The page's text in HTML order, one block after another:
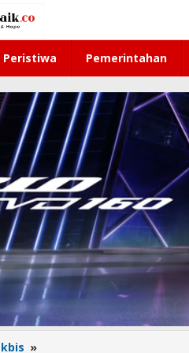
Peristiwa Pemerintahan
»